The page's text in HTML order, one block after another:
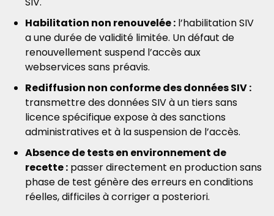
Habilitation non renouvelée : l’habilitation SIV
a une durée de validité limitée. Un défaut de
renouvellement suspend l’accès aux
webservices sans préavis.
Rediffusion non conforme des données SIV :
transmettre des données SIV à un tiers sans
licence spécifique expose à des sanctions
administratives et à la suspension de l’accès.
Absence de tests en environnement de
recette : passer directement en production sans
phase de test génère des erreurs en conditions
réelles, difficiles à corriger a posteriori.